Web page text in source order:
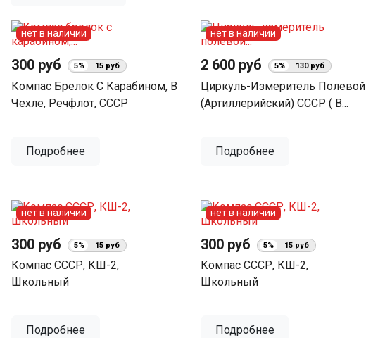
300 руб 5% 15 руб
Компас Брелок С Карабином, В
Чехле, Речфлот, СССР
Подробнее
нет в наличии
2 600 руб 5% 130 руб
Циркуль-Измеритель Полевой
(артиллерийский) СССР ( В...
Подробнее
нет в наличии
300 руб 5% 15 руб
Компас СССР, КШ-2,
Школьный
Подробнее
нет в наличии
300 руб 5% 15 руб
Компас СССР, КШ-2,
Школьный
Подробнее
нет в наличии